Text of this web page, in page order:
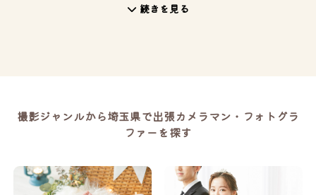
続きを見る
撮影ジャンルから埼玉県で出張カメラマン・フォトグラ
ファーを探す